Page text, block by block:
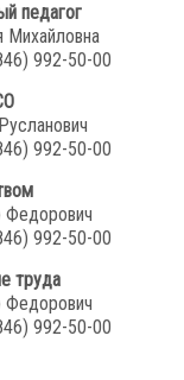
педагог
Михайловна
992-50-00
992-50-00
Федорович
992-50-00
труда
Федорович
992-50-00